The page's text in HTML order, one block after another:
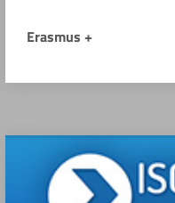
Erasmus +